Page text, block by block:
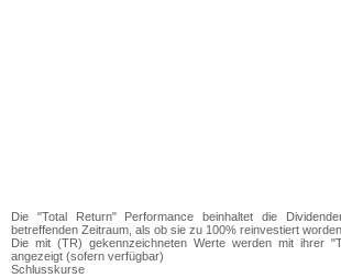
Die "Total Return" Performance beinhaltet die
betreffenden Zeitraum, als ob sie zu 100% reinvestiert
Die mit (TR) gekennzeichneten Werte werden mit ihrer
angezeigt (sofern verfügbar)
Schlusskurse